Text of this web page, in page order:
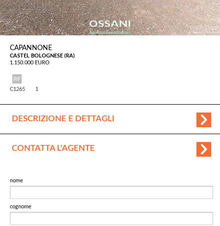
CAPANNONE
CASTEL BOLOGNESE (RA)
1.150.000 EURO
C1265 1
DESCRIZIONE E DETTAGLI
CONTATTA L'AGENTE
nome
cognome